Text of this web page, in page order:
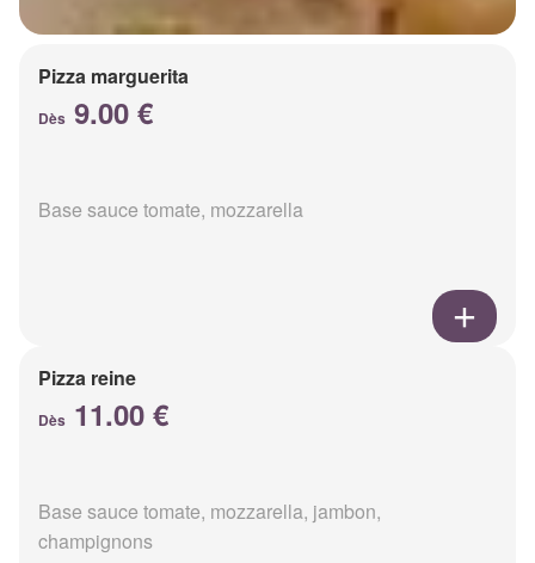
Pizza marguerita
Dès 9.00 €
Base sauce tomate, mozzarella
Pizza reine
Dès 11.00 €
Base sauce tomate, mozzarella, jambon,
champignons